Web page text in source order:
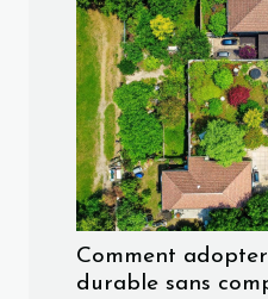
Comment
durable sans